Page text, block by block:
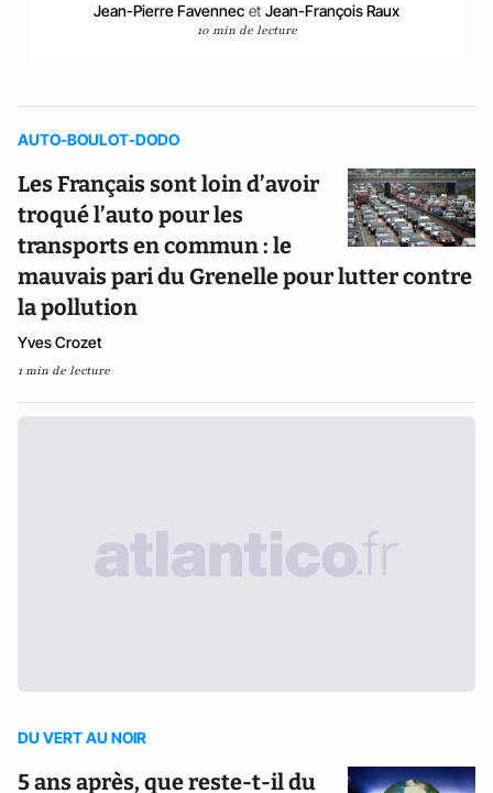
Jean-Pierre Favennec et Jean-François Raux
10 min de lecture
AUTO-BOULOT-DODO
Les Français sont loin d’avoir
troqué l’auto pour les
transports en commun : le
mauvais pari du Grenelle pour lutter contre
la pollution
Yves Crozet
1 min de lecture
DU VERT AU NOIR
5 ans après, que reste-t-il du